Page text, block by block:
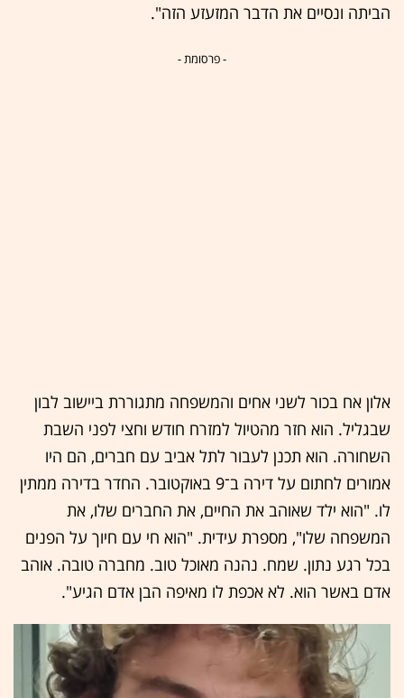
הביתה ונסיים את הדבר המזעזע הזה".
- פרסומת -
אלון אח בכור לשני אחים והמשפחה מתגוררת ביישוב לבון
שבגליל. הוא חזר מהטיול למזרח חודש וחצי לפני השבת
השחורה. הוא תכנן לעבור לתל אביב עם חברים, הם היו
אמורים לחתום על דירה ב־9 באוקטובר. החדר בדירה ממתין
לו. "הוא ילד שאוהב את החיים, את החברים שלו, את
המשפחה שלו", מספרת עידית. "הוא חי עם חיוך על הפנים
בכל רגע נתון. שמח. נהנה מאוכל טוב. מחברה טובה. אוהב
אדם באשר הוא. לא אכפת לו מאיפה הבן אדם הגיע".